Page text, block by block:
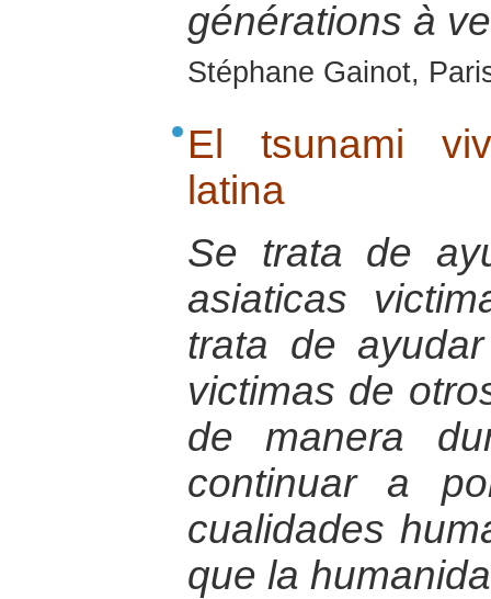
générations à
Stéphane Gainot,
El tsunami
latina
Se trata de
asiaticas
trata de
victimas de
de manera
continuar a
cualidades
que la